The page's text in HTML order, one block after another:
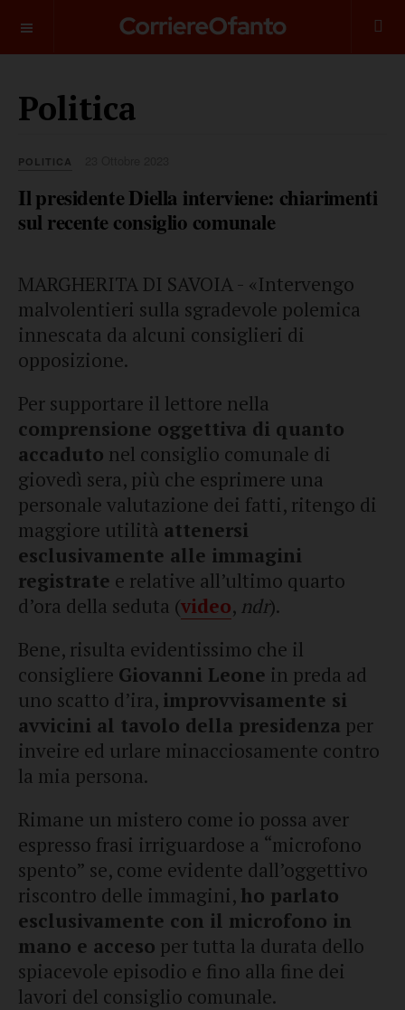
Politica
POLITICA
Il presidente Diella interviene: chiarimenti
sul recente consiglio comunale
MARGHERITA DI SAVOIA - «Intervengo
malvolentieri sulla sgradevole polemica
innescata da alcuni consiglieri di
opposizione.
Per supportare il lettore nella
comprensione oggettiva di quanto
accaduto nel consiglio comunale di
giovedì sera, più che esprimere una
personale valutazione dei fatti, ritengo di
maggiore utilità attenersi
esclusivamente alle immagini
registrate e relative all’ultimo quarto
d’ora della seduta (video, ndr).
Bene, risulta evidentissimo che il
consigliere Giovanni Leone in preda ad
uno scatto d’ira, improvvisamente si
avvicini al tavolo della presidenza per
inveire ed urlare minacciosamente contro
la mia persona.
Rimane un mistero come io possa aver
espresso frasi irriguardose a “microfono
spento” se, come evidente dall’oggettivo
riscontro delle immagini, ho parlato
esclusivamente con il microfono in
mano e acceso per tutta la durata dello
spiacevole episodio e fino alla fine dei
lavori del consiglio comunale.